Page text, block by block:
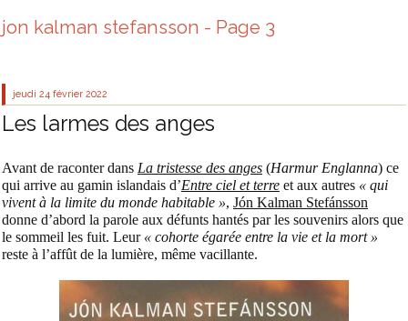
jon kalman stefansson - Page 3
jeudi 24 février 2022
Les larmes des anges
Avant de raconter dans La tristesse des anges (Harmur Englanna) ce
qui arrive au gamin islandais d’Entre ciel et terre et aux autres « qui
vivent à la limite du monde habitable », Jón Kalman Stefánsson
donne d’abord la parole aux défunts hantés par les souvenirs alors que
le sommeil les fuit. Leur « cohorte égarée entre la vie et la mort »
reste à l’affût de la lumière, même vacillante.